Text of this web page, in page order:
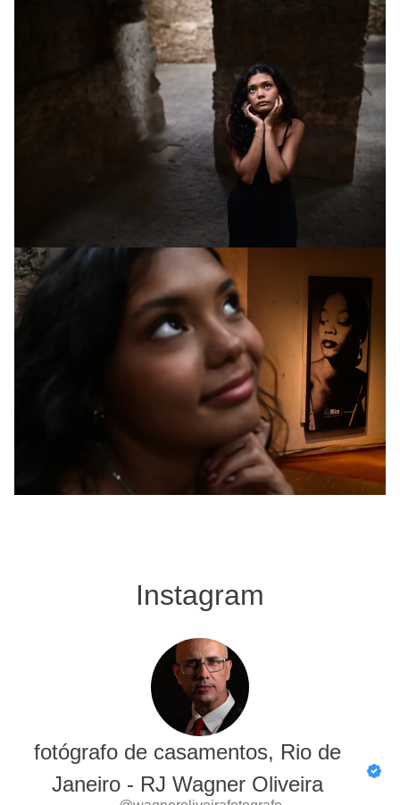
Instagram
fotógrafo de casamentos, Rio de
Janeiro - RJ Wagner Oliveira